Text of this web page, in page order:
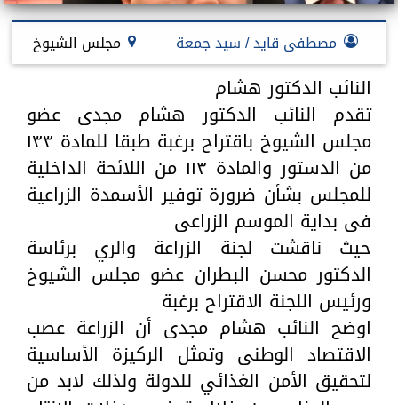
مصطفى قايد / سيد جمعة مجلس الشيوخ
النائب الدكتور هشام
تقدم النائب الدكتور هشام مجدى عضو
مجلس الشيوخ باقتراح برغبة طبقا للمادة ١٣٣
من الدستور والمادة ١١٣ من اللائحة الداخلية
للمجلس بشأن ضرورة توفير الأسمدة الزراعية
فى بداية الموسم الزراعى
حيث ناقشت لجنة الزراعة والري برئاسة
الدكتور محسن البطران عضو مجلس الشيوخ
ورئيس اللجنة الاقتراح برغبة
اوضح النائب هشام مجدى أن الزراعة عصب
الاقتصاد الوطنى وتمثل الركيزة الأساسية
لتحقيق الأمن الغذائي للدولة ولذلك لابد من